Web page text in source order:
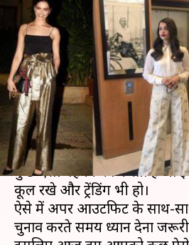
गर्मियों के लिए बेस्ट हैं
और पाजमा, चिपचिपी
आपको रखेंगे कूल-
लेखन अंजली Apr 26, 2020 08:12 am
क्या है खबर?
गर्मी के मौसम का आगाज हो चुका
कुछ ऐसा पहनने का करता है जो
कूल रखे और ट्रेंडिंग भी हो।
ऐसे में अपर आउटफिट के साथ-
चुनाव करते समय ध्यान देना